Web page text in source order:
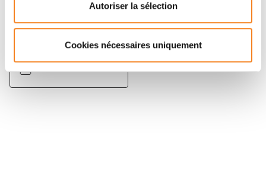
Autoriser la sélection
Cookies nécessaires uniquement
SOPHIE
BOMBARD